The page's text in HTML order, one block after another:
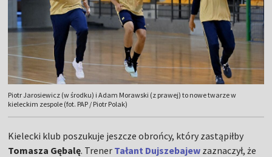
Piotr Jarosiewicz (w środku) i Adam Morawski (z prawej) to nowe twarze w
kieleckim zespole (fot. PAP / Piotr Polak)
Kielecki klub poszukuje jeszcze obrońcy, który zastąpiłby
Tomasza Gębalę. Trener Tałant Dujszebajew zaznaczył, że